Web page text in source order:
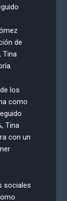
de
Tina
los
como
Tina
con un
sociales